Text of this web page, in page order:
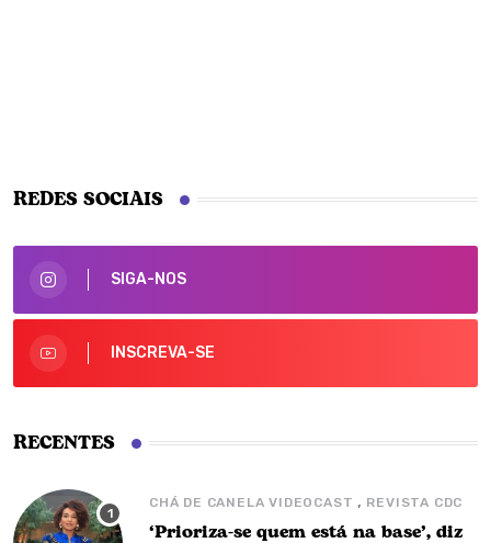
REDES SOCIAIS
SIGA-NOS
INSCREVA-SE
RECENTES
CHÁ DE CANELA VIDEOCAST , REVISTA CDC
‘Prioriza-se quem está na base’, diz